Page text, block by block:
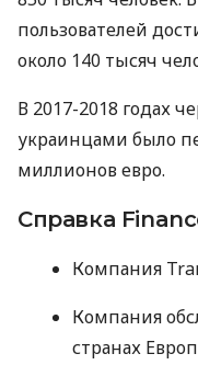
пользователей
около 140 тысяч
В 2017-2018 годах
украинцами было
миллионов евро.
Справка
Компания
Компания
странах